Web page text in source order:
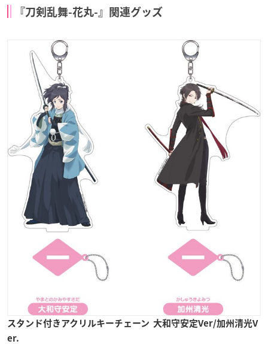
『刀剣乱舞-花丸-』関連グッズ
スタンド付きアクリルキーチェーン 大和守安定Ver/加州清光V
er.